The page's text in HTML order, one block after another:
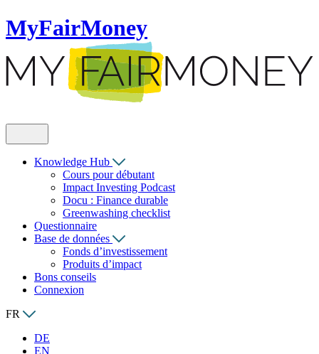
MyFairMoney
Knowledge Hub
Cours pour débutant
Impact Investing Podcast
Docu : Finance durable
Greenwashing checklist
Questionnaire
Base de données
Fonds d’investissement
Produits d’impact
Bons conseils
Connexion
FR
DE
EN